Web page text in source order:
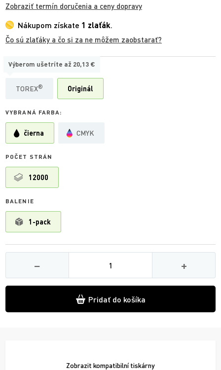
Zobraziť termín doručenia a ceny dopravy
Nákupom získate 1 zlaťák.
Čo sú zlaťáky a čo si za ne môžem zaobstarať?
TYP:
TOREX®
Výberom ušetríte až 20,13 €
Originál
VYBRANÁ FARBA:
čierna CMYK
POČET STRÁN
12000
BALENIE
1-pack
−
Množství
+
Pridať do košíka
Zobrazit kompatibilní tiskárny